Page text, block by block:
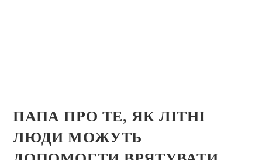
ПАПА ПРО ТЕ, ЯК ЛІТНІ
ЛЮДИ МОЖУТЬ